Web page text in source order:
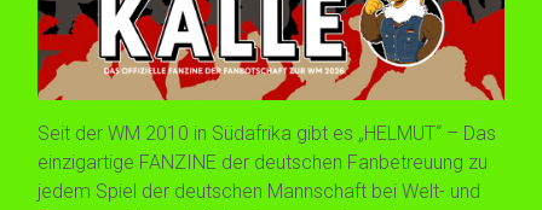
Seit der WM 2010 in Südafrika gibt es „HELMUT“ – Das
einzigartige FANZINE der deutschen Fanbetreuung zu
jedem Spiel der deutschen Mannschaft bei Welt- und